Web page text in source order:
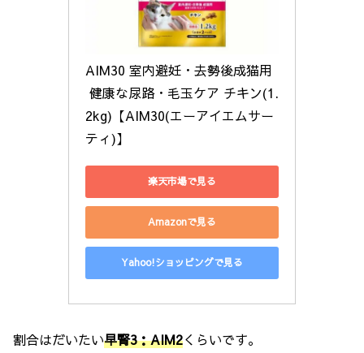
AIM30 室内避妊・去勢後成猫用
健康な尿路・毛玉ケア チキン(1.
2kg)【AIM30(エーアイエムサー
ティ)】
楽天市場で見る
Amazonで見る
Yahoo!ショッピングで見る
割合はだいたい早腎3：AIM2くらいです。